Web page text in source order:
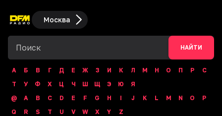
Москва
НАЙТИ
А Б В Г Д Е Ж З И К Л М Н О П Р
С
Т
У Ф Х Ц Ч Ш Щ Э Ю
Я
@
A B C D E F G H I J K L M N O
P
Q
R S T U V W X Y Z